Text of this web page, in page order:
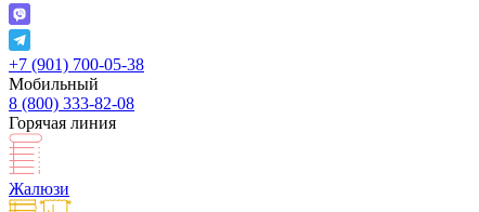
+7 (901) 700-05-38
Мобильный
8 (800) 333-82-08
Горячая линия
Жалюзи